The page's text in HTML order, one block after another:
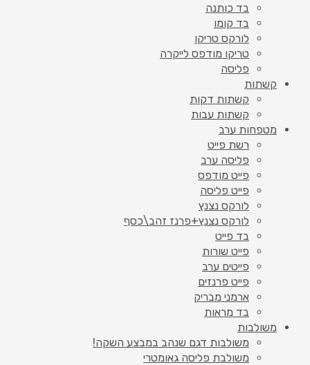
בד כותנה
בד קומו
לורקס טריקו
טריקו מודפס לייקרה
פליסה
קשתות
קשתות דקות
קשתות עבות
מטפחות ערב
רשת פייט
פליסה ערב
פייט מודפס
פייט פליסה
לורקס נצנץ
לורקס נצנץ+פרנז זהב\כסף
בד פייט
פייט שורות
פייטים ערב
פייט פרנזים
ארמני מבריק
בד מראות
משולבות
משולבות דגם שנהב במבצע השקה!
משולבת פליסה גאומטרי